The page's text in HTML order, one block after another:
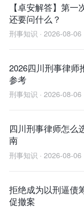
【卓安解答】第
还要问什么？
刑事知识 · 2026-08-
2026四川刑事律师
参考
刑事知识 · 2026-08-
四川刑事律师怎么
南
刑事知识 · 2026-08-06
拒绝成为以刑逼债
促撤案